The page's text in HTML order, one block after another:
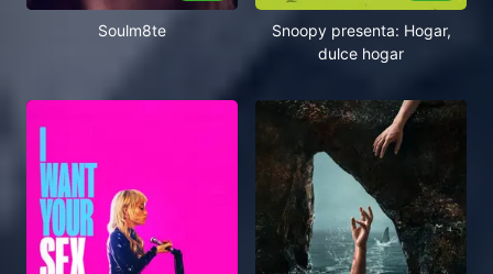
Soulm8te
Snoopy presenta: Hogar,
dulce hogar